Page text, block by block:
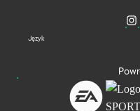
Język